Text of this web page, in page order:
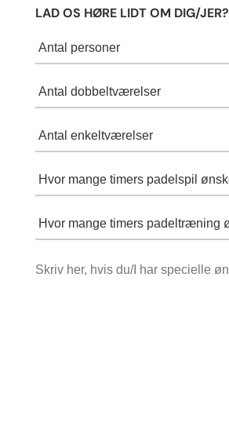
LAD OS HØRE LIDT OM DIG/JER?